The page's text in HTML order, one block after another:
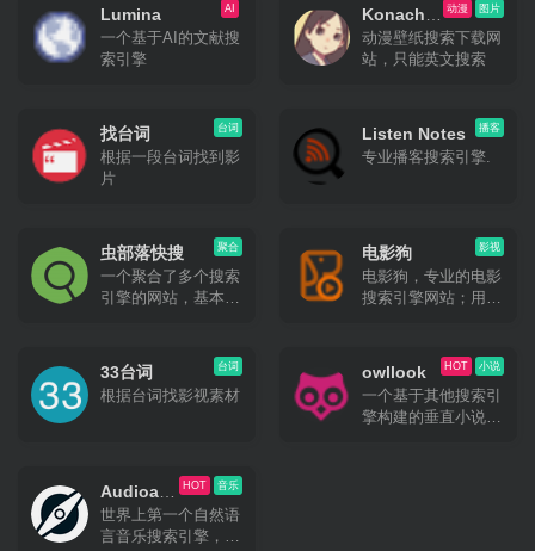
AI
Lumina
一个基于AI的文献搜
索引擎
图片
动漫
Konacha
n
动漫壁纸搜索下载网
站，只能英文搜索
台词
找台词
根据一段台词找到影
片
播客
Listen Notes
专业播客搜索引擎.
聚合
虫部落快搜
一个聚合了多个搜索
引擎的网站，基本想
唯一的缺点就是由于
聚合的太多了且采用
的是 iframe，所以对
影视
电影狗
电影狗，专业的电影
搜索引擎网站；用户
等关键词进行搜索，
直达电影资源站，让
电影搜索更高效、更
便捷、更精准！
台词
33台词
根据台词找影视素材
小说
HOT
owllook
一个基于其他搜索引
擎构建的垂直小说搜
音乐
HOT
Audioatla
s
世界上第一个自然语
言音乐搜索引擎，在